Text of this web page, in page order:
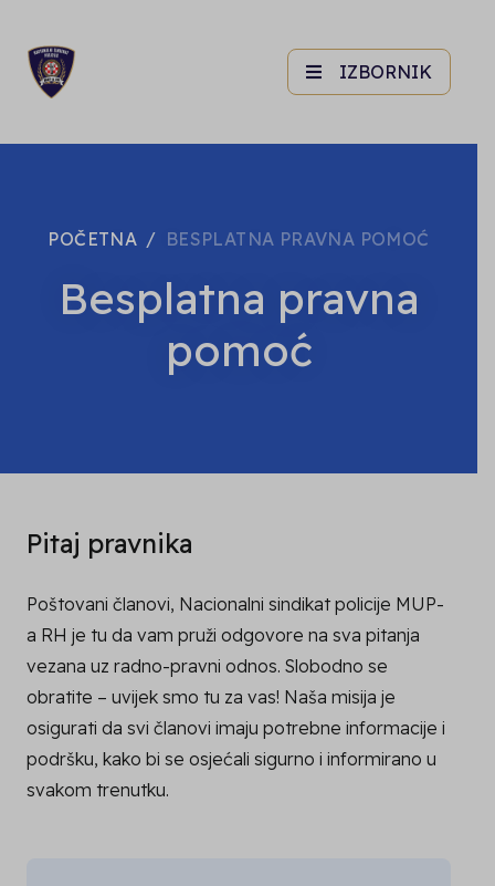
IZBORNIK
POČETNA BESPLATNA PRAVNA POMOĆ
Besplatna pravna
pomoć
Pitaj pravnika
Poštovani članovi, Nacionalni sindikat policije MUP-
a RH je tu da vam pruži odgovore na sva pitanja
vezana uz radno-pravni odnos. Slobodno se
obratite – uvijek smo tu za vas! Naša misija je
osigurati da svi članovi imaju potrebne informacije i
podršku, kako bi se osjećali sigurno i informirano u
svakom trenutku.